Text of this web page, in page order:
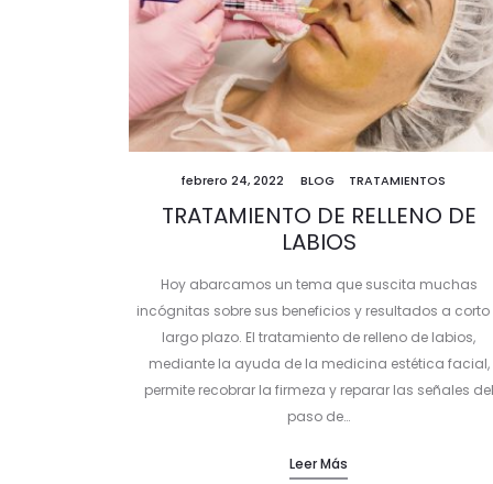
febrero 24, 2022 BLOG TRATAMIENTOS
TRATAMIENTO DE RELLENO DE
LABIOS
Hoy abarcamos un tema que suscita muchas
incógnitas sobre sus beneficios y resultados a corto
largo plazo. El tratamiento de relleno de labios,
mediante la ayuda de la medicina estética facial,
permite recobrar la firmeza y reparar las señales del
paso de…
Leer Más